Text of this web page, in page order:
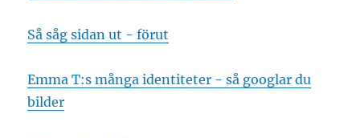
Så såg sidan ut - förut
Emma T:s många identiteter - så googlar du
bilder